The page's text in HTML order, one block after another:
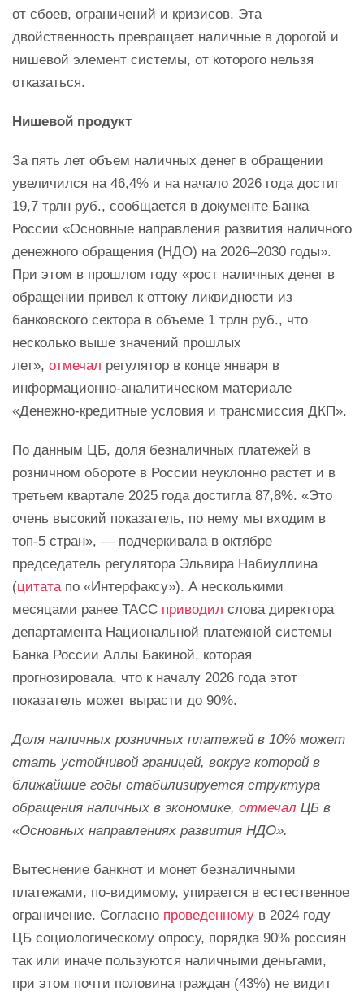
от сбоев, ограничений и кризисов. Эта
двойственность превращает наличные в дорогой и
нишевой элемент системы, от которого нельзя
отказаться.
Нишевой продукт
За пять лет объем наличных денег в обращении
увеличился на 46,4% и на начало 2026 года достиг
19,7 трлн руб., сообщается в документе Банка
России «Основные направления развития наличного
денежного обращения (НДО) на 2026–2030 годы».
При этом в прошлом году «рост наличных денег в
обращении привел к оттоку ликвидности из
банковского сектора в объеме 1 трлн руб., что
несколько выше значений прошлых
лет», отмечал регулятор в конце января в
информационно-аналитическом материале
«Денежно-кредитные условия и трансмиссия ДКП».
По данным ЦБ, доля безналичных платежей в
розничном обороте в России неуклонно растет и в
третьем квартале 2025 года достигла 87,8%. «Это
очень высокий показатель, по нему мы входим в
топ-5 стран», — подчеркивала в октябре
председатель регулятора Эльвира Набиуллина
(цитатапо «Интерфаксу»). А несколькими
месяцами ранее ТАСС приводил слова директора
департамента Национальной платежной системы
Банка России Аллы Бакиной, которая
прогнозировала, что к началу 2026 года этот
показатель может вырасти до 90%.
Доля наличных розничных платежей в 10% может
стать устойчивой границей, вокруг которой в
ближайшие годы стабилизируется структура
обращения наличных в экономике, отмечал ЦБ в
«Основных направлениях развития НДО».
Вытеснение банкнот и монет безналичными
платежами, по-видимому, упирается в естественное
ограничение. Согласно проведенному в 2024 году
ЦБ социологическому опросу, порядка 90% россиян
так или иначе пользуются наличными деньгами,
при этом почти половина граждан (43%) не видит